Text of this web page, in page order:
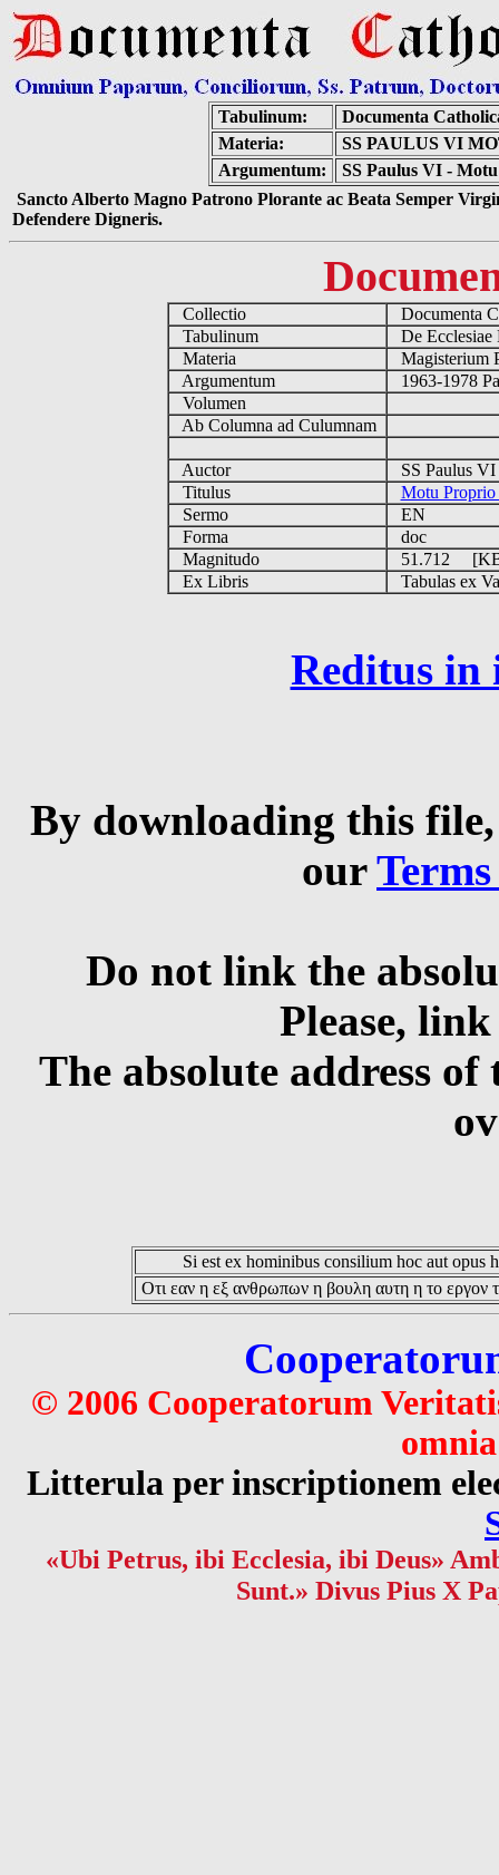
Tabulinum:
Documenta
Materia:
SS PAULUS VI
Argumentum:
SS Paulus VI -
Sancto Alberto Magno Patrono Plorante ac Beata Semper
Defendere Digneris.
Collectio
Documenta
Tabulinum
De
Materia
Magisterium
Argumentum
1963-1978
Volumen
Ab Columna ad Culumnam
Auctor
SS Paulus
Titulus
Motu
Sermo
EN
Forma
doc
Magnitudo
51.712
Ex Libris
Tabulas ex
Reditus in
By downloading this
our
Do not link the
Please,
The absolute address
Si est ex hominibus consilium hoc aut opus
Οτι εαν η εξ ανθρωπων η βουλη αυτη η το εργον
© 2006 Cooperatorum
Litterula per inscriptionem
«Ubi Petrus, ibi Ecclesia, ibi Deus»
Sunt.» Divus Pius X